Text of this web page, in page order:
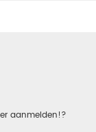
aanmelden!?